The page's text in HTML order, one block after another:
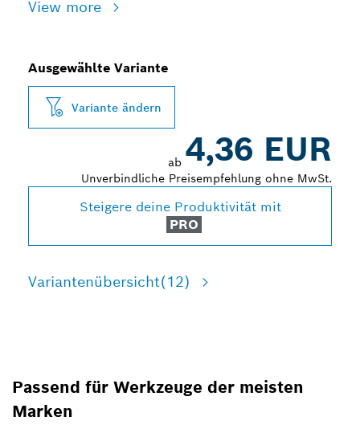
View more
Ausgewählte Variante
Variante ändern
ab 4,36 EUR
Unverbindliche Preisempfehlung ohne MwSt.
Steigere deine Produktivität mit
PRO
Variantenübersicht(12)
Passend für Werkzeuge der meisten
Marken